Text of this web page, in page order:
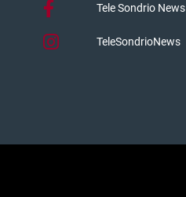
Tele Sondrio News
TeleSondrioNews